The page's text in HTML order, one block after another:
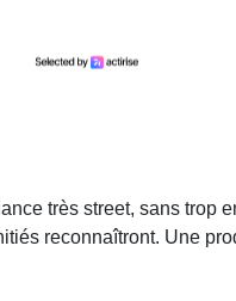
très street, sans trop
reconnaîtront. Une